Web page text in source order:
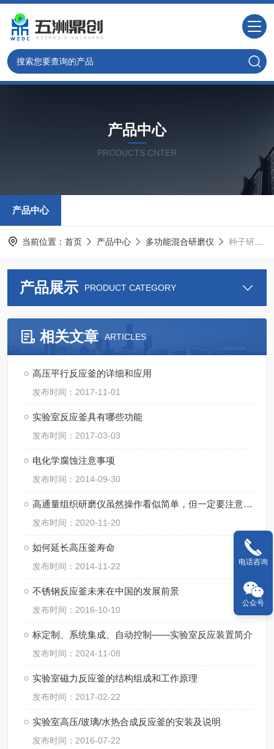
产品中心
PRODUCTS CNTER
产品中心
当前位置： 首页 产品中心 多功能混合研磨仪 种子研磨仪
产品展示 PRODUCT CATEGORY
相关文章 ARTICLES
高压平行反应釜的详细和应用
发布时间：2017-11-01
实验室反应釜具有哪些功能
发布时间：2017-03-03
电化学腐蚀注意事项
发布时间：2014-09-30
高通量组织研磨仪虽然操作看似简单，但一定要注意细节
发布时间：2020-11-20
如何延长高压釜寿命
发布时间：2014-11-22
不锈钢反应釜未来在中国的发展前景
发布时间：2016-10-10
标定制、系统集成、自动控制——实验室反应装置简介
发布时间：2024-11-08
实验室磁力反应釜的结构组成和工作原理
发布时间：2017-02-22
实验室高压/玻璃/水热合成反应釜的安装及说明
发布时间：2016-07-22
电话咨询
公众号